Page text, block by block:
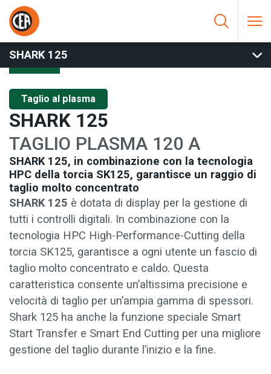
Vai al contenuto
HOME/
SHARK 125
Taglio al plasma
SHARK 125
TAGLIO PLASMA 120 A
SHARK 125, in combinazione con la tecnologia
HPC della torcia SK125, garantisce un raggio di
taglio molto concentrato
SHARK 125 è dotata di display per la gestione di
tutti i controlli digitali. In combinazione con la
tecnologia HPC High-Performance-Cutting della
torcia SK125, garantisce a ogni utente un fascio di
taglio molto concentrato e caldo. Questa
caratteristica consente un’altissima precisione e
velocità di taglio per un’ampia gamma di spessori.
Shark 125 ha anche la funzione speciale Smart
Start Transfer e Smart End Cutting per una migliore
gestione del taglio durante l’inizio e la fine.